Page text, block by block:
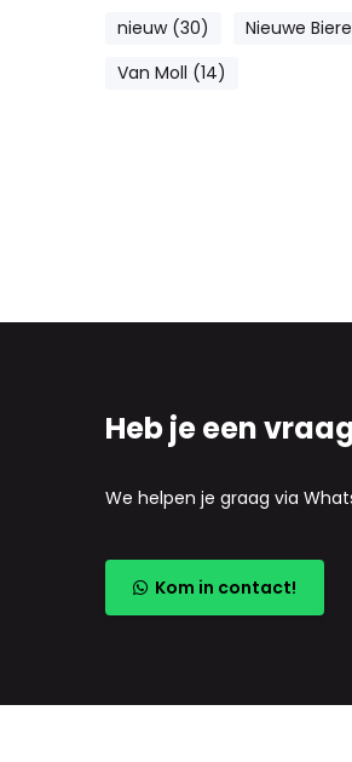
nieuw (30)
Nieuwe
Van Moll (14)
Heb je een
We helpen je graag via
Kom in contact!